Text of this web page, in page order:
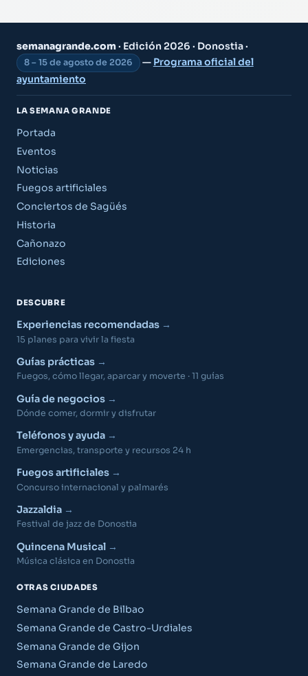
semanagrande.com· Edición 2026 · Donostia ·
8 – 15 de agosto de 2026 — Programa oficial del
ayuntamiento
LA SEMANA GRANDE
Portada
Eventos
Noticias
Fuegos artificiales
Conciertos de Sagüés
Historia
Cañonazo
Ediciones
DESCUBRE
Experiencias recomendadas
15 planes para vivir la fiesta
Guías prácticas
Fuegos, cómo llegar, aparcar y moverte · 11 guías
Guía de negocios
Dónde comer, dormir y disfrutar
Teléfonos y ayuda
Emergencias, transporte y recursos 24 h
Fuegos artificiales
Concurso internacional y palmarés
Jazzaldia
Festival de jazz de Donostia
Quincena Musical
Música clásica en Donostia
OTRAS CIUDADES
Semana Grande de Bilbao
Semana Grande de Castro-Urdiales
Semana Grande de Gijon
Semana Grande de Laredo